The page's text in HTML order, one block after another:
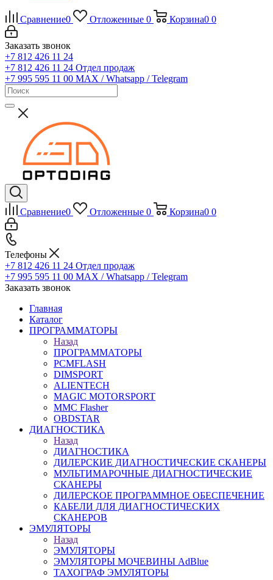
Сравнение0 Отложенные 0 Корзина0 0
Заказать звонок
+7 812 426 11 24
+7 812 426 11 24 Отдел продаж
+7 995 595 11 00 MAX / Whatsapp / Telegram
Сравнение0 Отложенные 0 Корзина0 0
Телефоны
+7 812 426 11 24 Отдел продаж
+7 995 595 11 00 MAX / Whatsapp / Telegram
Заказать звонок
Главная
Каталог
ПРОГРАММАТОРЫ
Назад
ПРОГРАММАТОРЫ
PCMFLASH
DIMSPORT
ALIENTECH
MAGIC MOTORSPORT
MMC Flasher
OBDSTAR
ДИАГНОСТИКА
Назад
ДИАГНОСТИКА
ДИЛЕРСКИЕ ДИАГНОСТИЧЕСКИЕ СКАНЕРЫ
МУЛЬТИМАРОЧНЫЕ ДИАГНОСТИЧЕСКИЕ
СКАНЕРЫ
ДИЛЕРСКОЕ ПРОГРАММНОЕ ОБЕСПЕЧЕНИЕ
КАБЕЛИ ДЛЯ ДИАГНОСТИЧЕСКИХ
СКАНЕРОВ
ЭМУЛЯТОРЫ
Назад
ЭМУЛЯТОРЫ
ЭМУЛЯТОРЫ МОЧЕВИНЫ АdBlue
ТАХОГРАФ ЭМУЛЯТОРЫ